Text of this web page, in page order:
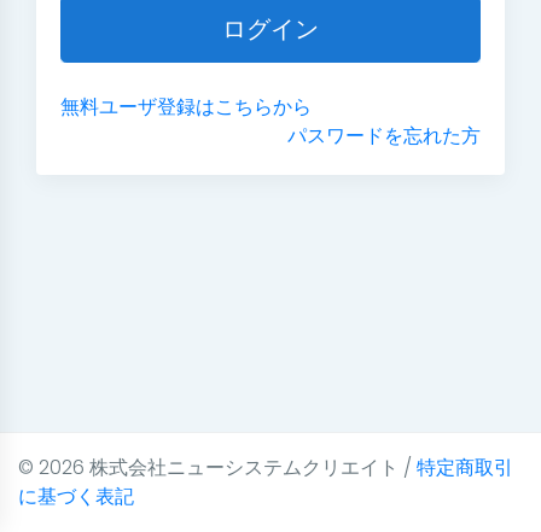
ログイン
無料ユーザ登録はこちらから
パスワードを忘れた方
© 2026 株式会社ニューシステムクリエイト / 特定商取引
に基づく表記